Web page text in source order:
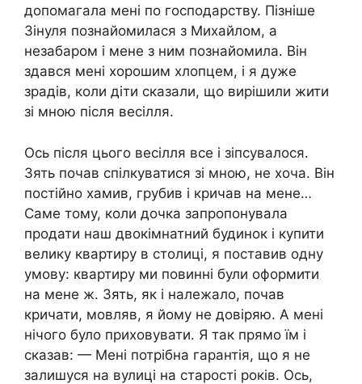
допомагала мені по господарству. Пізніше
Зінуля познайомилася з Михайлом, а
незабаром і мене з ним познайомила. Він
здався мені хорошим хлопцем, і я дуже
зрадів, коли діти сказали, що вирішили жити
зі мною після весілля.
Ось після цього весілля все і зіпсувалося.
Зять почав спілкуватися зі мною, не хоча. Він
постійно хамив, грубив і кричав на мене…
Саме тому, коли дочка запропонувала
продати наш двокімнатний будинок і купити
велику квартиру в столиці, я поставив одну
умову: квартиру ми повинні були оформити
на мене ж. Зять, як і належало, почав
кричати, мовляв, я йому не довіряю. А мені
нічого було приховувати. Я так прямо їм і
сказав: — Мені потрібна гарантія, що я не
залишуся на вулиці на старості років. Ось,